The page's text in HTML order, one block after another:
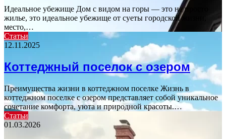
Идеальное убежище Дом с видом на горы — это не просто
жилье, это идеальное убежище от суеты городской жизни,
место,…
Статьи
12.11.2025
Коттеджный поселок с озером
Преимущества жизни в коттеджном поселке Жизнь в
коттеджном поселке с озером представляет собой уникальное
сочетание комфорта, уюта и природной красоты.…
Статьи
01.03.2026